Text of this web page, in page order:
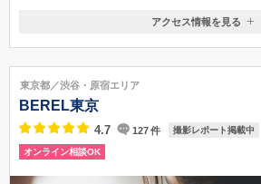
北海道札幌市中央区大通西1丁目13 ル・トロワ8F
西線「大通駅」18番出口より徒歩3分
011-209-3955
アクセス情報を見る
東京都／渋谷・原宿エリア
BEREL東京
4.7 127件 撮影レポート掲載中
オンライン相談OK